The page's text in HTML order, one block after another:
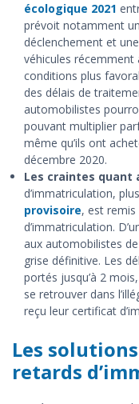
écologique 2021
prévoit notamment
déclenchement et
véhicules
conditions plus
des délais de
automobilistes
pouvant multiplier
même qu’ils ont
décembre 2020.
Les craintes quant
d’immatriculation,
provisoire, est remis
d’immatriculation.
aux automobilistes
grise définitive. Les
portés jusqu’à 2
se retrouver dans
reçu leur certificat
Les
retards